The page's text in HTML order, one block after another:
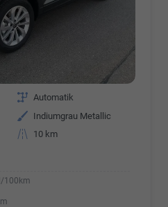
Getriebe Automatik
Außenfarbe Indiumgrau Metallic
Kilometerstand
10 km
100km